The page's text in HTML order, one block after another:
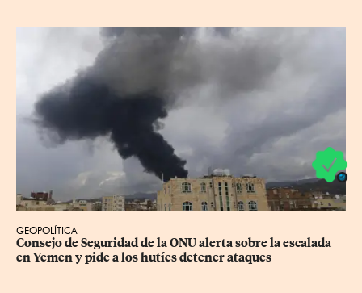
GEOPOLÍTICA
Consejo de Seguridad de la ONU alerta sobre la escalada
en Yemen y pide a los hutíes detener ataques